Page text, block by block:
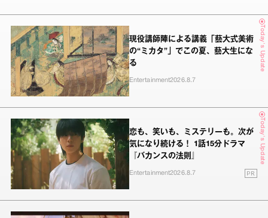
Today's Update
現役講師陣による講義「藝大式美術
の“ミカタ”」でこの夏、藝大生にな
る
Entertainment2026.8.7
Today's Update
恋も、笑いも、ミステリーも。次が
気になり続ける！ 1話15分ドラマ
『バカンスの法則』
Entertainment2026.8.7 PR